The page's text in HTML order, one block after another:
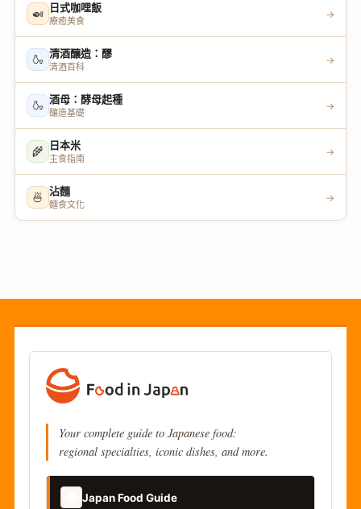
🍛 日式咖哩飯
療癒美食
→
🍶 清酒釀造：醪
清酒百科
→
🍶 酒母：酵母起種
釀造基礎
→
🌾 日本米
主食指南
→
🍜 沾麵
麵食文化
→
Your complete guide to Japanese food:
regional specialties, iconic dishes, and more.
Japan Food Guide